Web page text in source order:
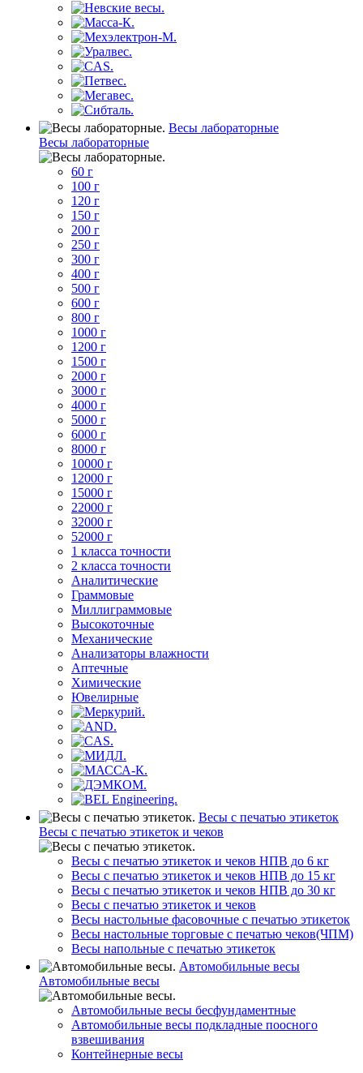
Весы лабораторные
Весы лабораторные
60 г
100 г
120 г
150 г
200 г
250 г
300 г
400 г
500 г
600 г
800 г
1000 г
1200 г
1500 г
2000 г
3000 г
4000 г
5000 г
6000 г
8000 г
10000 г
12000 г
15000 г
22000 г
32000 г
52000 г
1 класса точности
2 класса точности
Аналитические
Граммовые
Миллиграммовые
Высокоточные
Механические
Анализаторы влажности
Аптечные
Химические
Ювелирные
Весы с печатью этикеток
Весы с печатью этикеток и чеков
Весы с печатью этикеток и чеков НПВ до 6 кг
Весы с печатью этикеток и чеков НПВ до 15 кг
Весы с печатью этикеток и чеков НПВ до 30 кг
Весы с печатью этикеток и чеков
Весы настольные фасовочные с печатью этикеток
Весы настольные торговые с печатью чеков(ЧПМ)
Весы напольные с печатью этикеток
Автомобильные весы
Автомобильные весы
Автомобильные весы бесфундаментные
Автомобильные весы подкладные поосного
взвешивания
Контейнерные весы